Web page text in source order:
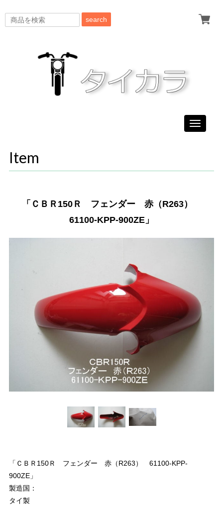
search
Toggle
Item
「ＣＢＲ150Ｒ フェンダー 赤（R263）
61100-KPP-900ZE」
「ＣＢＲ150Ｒ フェンダー 赤（R263） 61100-KPP-
900ZE」
製造国：
タイ製